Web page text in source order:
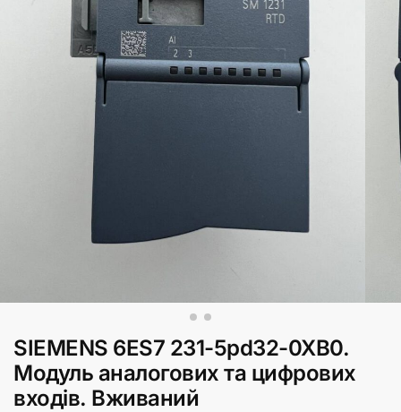
SIEMENS 6ES7 231-5pd32-0XB0.
Модуль аналогових та цифрових
входів. Вживаний